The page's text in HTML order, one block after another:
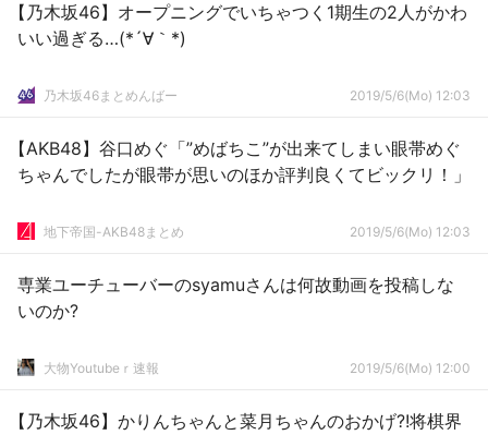
【乃木坂46】オープニングでいちゃつく1期生の2人がかわ
いい過ぎる…(*´∀｀*)
乃木坂46まとめんばー 2019/5/6(Mo) 12:03
【AKB48】谷口めぐ「”めばちこ”が出来てしまい眼帯めぐ
ちゃんでしたが眼帯が思いのほか評判良くてビックリ！」
地下帝国-AKB48まとめ 2019/5/6(Mo) 12:03
専業ユーチューバーのsyamuさんは何故動画を投稿しな
いのか?
大物Youtubeｒ速報 2019/5/6(Mo) 12:00
【乃木坂46】かりんちゃんと菜月ちゃんのおかげ?!将棋界